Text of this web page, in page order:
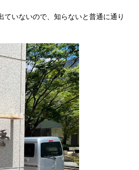
いないので、知らないと普通に通り